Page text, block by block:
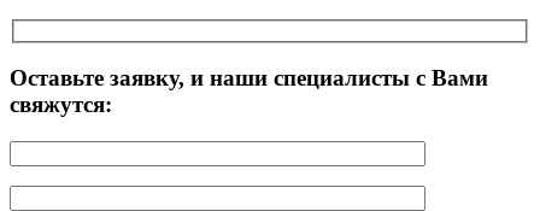
Оставьте заявку, и наши специалисты с Вами
свяжутся: